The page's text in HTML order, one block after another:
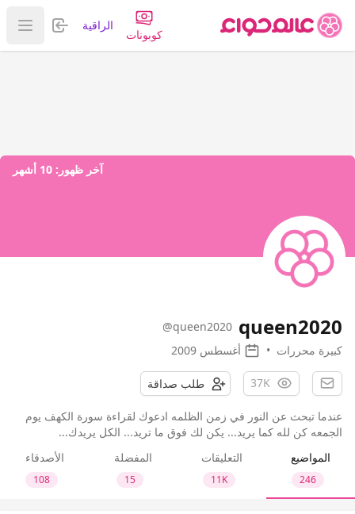
كوبونات
الراقية تسجيل
عرض
آخر ظهور: 10 أشهر
queen2020
@queen2020
كبيرة محررات • أغسطس 2009
37K طلب صداقة
عندما تبحث عن النور في زمن الظلمه ادعوك لقراءة سورة الكهف يوم
الجمعه كن لله كما يريد... يكن لك فوق ما تريد... الكل يريدك...
المواضيع
246
التعليقات
11K
المفضلة
15
الأصدقاء
108